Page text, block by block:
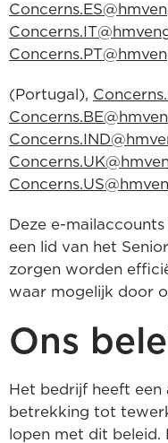
(Portugal),
Deze e-
een lid van het
zorgen worden
waar mogelijk door
Ons
Het bedrijf heeft
betrekking tot
lopen met dit